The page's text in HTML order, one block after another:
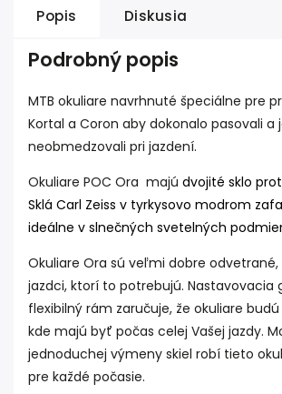
Popis Diskusia
Podrobný popis
MTB okuliare navrhnuté špeciálne pre
Kortal a Coron aby dokonalo pasovali a
neobmedzovali pri jazdení.
Okuliare POC Ora majú dvojité sklo
Sklá Carl Zeiss v tyrkysovo modrom
ideálne v slnečných svetelných
Okuliare Ora sú veľmi dobre
jazdci, ktorí to potrebujú. Nastavovacia
flexibilný rám zaručuje, že okuliare
kde majú byť počas celej Vašej jazdy.
jednoduchej výmeny skiel robí tieto
pre každé počasie.